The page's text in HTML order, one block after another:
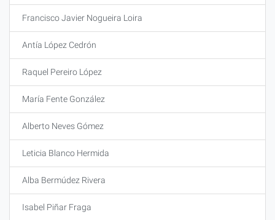
Francisco Javier Nogueira Loira
Antía López Cedrón
Raquel Pereiro López
María Fente González
Alberto Neves Gómez
Leticia Blanco Hermida
Alba Bermúdez Rivera
Isabel Piñar Fraga